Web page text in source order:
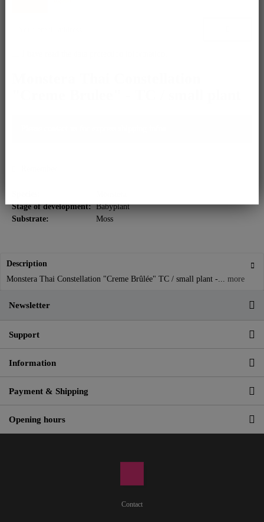
Stage of development: Babyplant
Substrate:
Moss
Description
Monstera Thai Constellation "Creme Brûlée" TC / small plant -... more
Newsletter
Support
Information
Payment & Shipping
Opening hours
Contact